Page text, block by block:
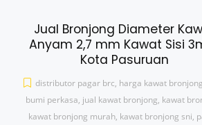
Jual Bronjong Diameter
Anyam 2,7 mm Kawat Sisi
Kota Pasuruan
distributor pagar brc, harga kawat bronjong
bumi perkasa, jual kawat bronjong, kawat
kawat bronjong murah, kawat bronjong sni,